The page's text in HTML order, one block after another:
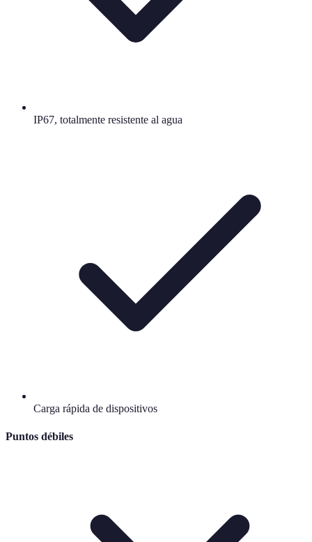
IP67, totalmente resistente al agua
Carga rápida de dispositivos
Puntos débiles